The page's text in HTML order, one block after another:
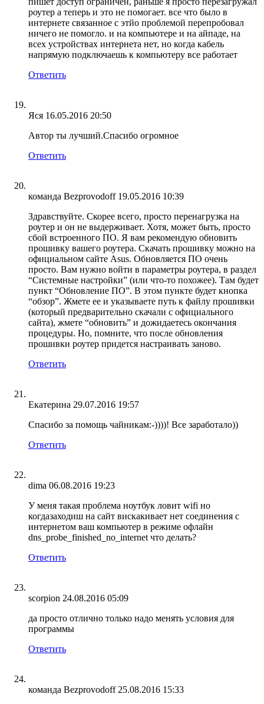
роутер а теперь и это не помогает. все что было в
интернете связанное с этйо проблемой перепробовал
ничего не помогло. и на компьютере и на айпаде, на
всех устройствах интернета нет, но когда кабель
напрямую подключаешь к компьютеру все работает
Ответить
Яся 16.05.2016 20:50
Автор ты лучший.Спасибо огромное
Ответить
команда Bezprovodoff 19.05.2016 10:39
Здравствуйте. Скорее всего, просто перенагрузка на
роутер и он не выдерживает. Хотя, может быть, просто
сбой встроенного ПО. Я вам рекомендую обновить
прошивку вашего роутера. Скачать прошивку можно на
официальном сайте Asus. Обновляется ПО очень
просто. Вам нужно войти в параметры роутера, в раздел
“Системные настройки” (или что-то похожее). Там будет
пункт “Обновление ПО”. В этом пункте будет кнопка
“обзор”. Жмете ее и указываете путь к файлу прошивки
(который предварительно скачали с официального
сайта), жмете “обновить” и дожидаетесь окончания
процедуры. Но, помните, что после обновления
прошивки роутер придется настраивать заново.
Ответить
Екатерина 29.07.2016 19:57
Спасибо за помощь чайникам:-))))! Все заработало))
Ответить
dima 06.08.2016 19:23
У меня такая проблема ноутбук ловит wifi но
когдазаходиш на сайт вискакивает нет соединения с
интернетом ваш компьютер в режиме офлайн
dns_probe_finished_no_internet что делать?
Ответить
scorpion 24.08.2016 05:09
да просто отлично только надо менять условия для
программы
Ответить
команда Bezprovodoff 25.08.2016 15:33